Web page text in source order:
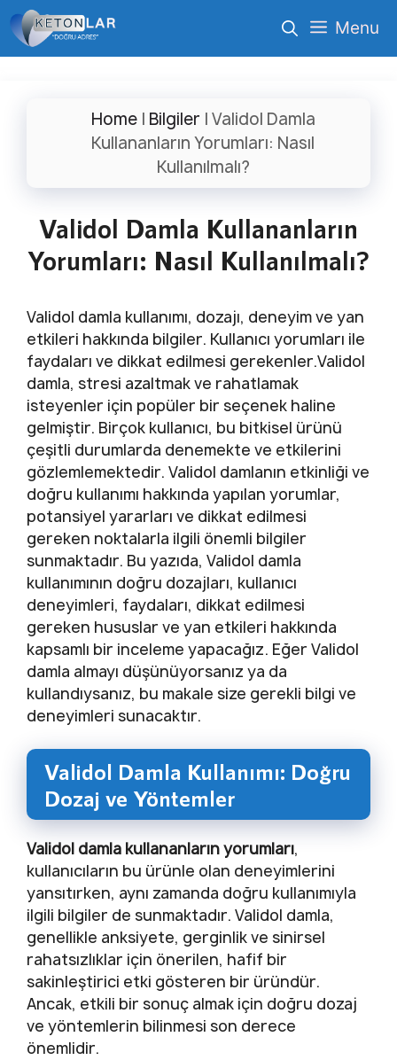
İçeriğe
atla
Menu
Home| Bilgiler | Validol Damla
Kullananların Yorumları: Nasıl
Kullanılmalı?
Validol Damla Kullananların
Yorumları: Nasıl Kullanılmalı?
Validol damla kullanımı, dozajı, deneyim ve yan
etkileri hakkında bilgiler. Kullanıcı yorumları ile
faydaları ve dikkat edilmesi gerekenler.Validol
damla, stresi azaltmak ve rahatlamak
isteyenler için popüler bir seçenek haline
gelmiştir. Birçok kullanıcı, bu bitkisel ürünü
çeşitli durumlarda denemekte ve etkilerini
gözlemlemektedir. Validol damlanın etkinliği ve
doğru kullanımı hakkında yapılan yorumlar,
potansiyel yararları ve dikkat edilmesi
gereken noktalarla ilgili önemli bilgiler
sunmaktadır. Bu yazıda, Validol damla
kullanımının doğru dozajları, kullanıcı
deneyimleri, faydaları, dikkat edilmesi
gereken hususlar ve yan etkileri hakkında
kapsamlı bir inceleme yapacağız. Eğer Validol
damla almayı düşünüyorsanız ya da
kullandıysanız, bu makale size gerekli bilgi ve
deneyimleri sunacaktır.
Validol Damla Kullanımı: Doğru
Dozaj ve Yöntemler
Validol damla kullananların yorumları,
kullanıcıların bu ürünle olan deneyimlerini
yansıtırken, aynı zamanda doğru kullanımıyla
ilgili bilgiler de sunmaktadır. Validol damla,
genellikle anksiyete, gerginlik ve sinirsel
rahatsızlıklar için önerilen, hafif bir
sakinleştirici etki gösteren bir üründür.
Ancak, etkili bir sonuç almak için doğru dozaj
ve yöntemlerin bilinmesi son derece
önemlidir.